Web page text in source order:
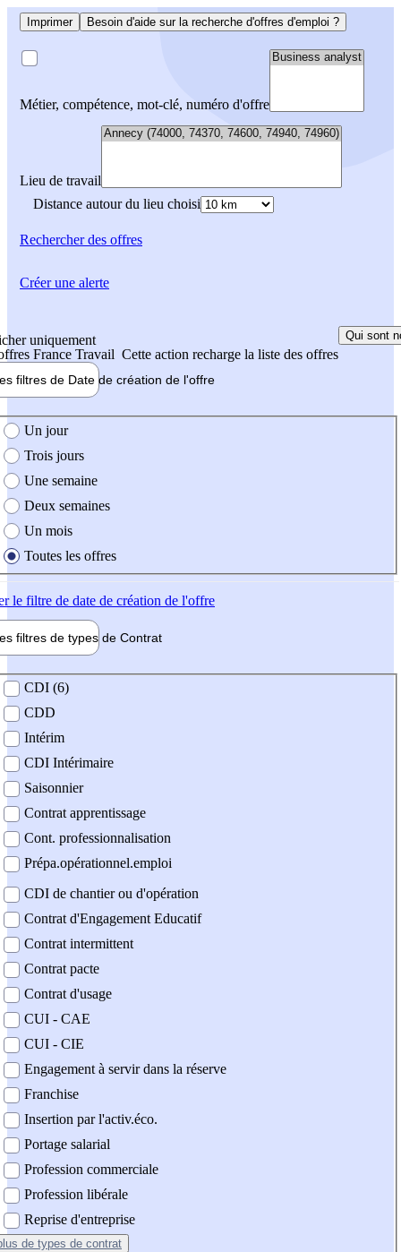
Imprimer Besoin d'aide sur la recherche d'offres d'emploi ?
Métier, compétence, mot-clé, numéro d'offre
Lieu de travail
Distance autour du lieu choisi
Rechercherdes offres
uniquement
France Travail Cette action recharge la liste des offres
Qui sont
filtres de Date de création de l'offre
création de l'offre
Un jour
Trois jours
Une semaine
Deux semaines
Un mois
Toutes les offres
le filtre de date de création de l'offre
filtres de types de Contrat
contrat
CDI (6)
CDD
Intérim
CDI Intérimaire
Saisonnier
Contrat apprentissage
Cont. professionnalisation
Prépa.opérationnel.emploi
CDI de chantier ou d'opération
Contrat d'Engagement Educatif
Contrat intermittent
Contrat pacte
Contrat d'usage
CUI - CAE
CUI - CIE
Engagement à servir dans la réserve
Franchise
Insertion par l'activ.éco.
Portage salarial
Profession commerciale
Profession libérale
Reprise d'entreprise
de types de contrat
Créer une alerte